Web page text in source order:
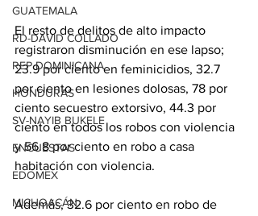
GUATEMALA
RD-DAVID COLLADO
REP DOMINICANA
HONDURAS
SV-NAYIB BUKELE
ENCUESTAS
EDOMEX
MICHOACÁN
El resto de delitos de alto impacto
registraron disminución en ese lapso;
23.9 por ciento en feminicidios, 32.7
por ciento en lesiones dolosas, 78 por
ciento secuestro extorsivo, 44.3 por
ciento en todos los robos con violencia
y 56.8 por ciento en robo a casa
habitación con violencia.
Además, 32.6 por ciento en robo de